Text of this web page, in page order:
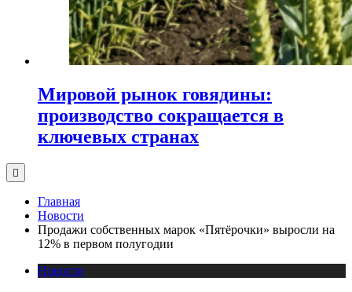
Мировой рынок говядины:
производство сокращается в
ключевых странах
Главная
Новости
Продажи собственных марок «Пятёрочки» выросли на
12% в первом полугодии
Новости